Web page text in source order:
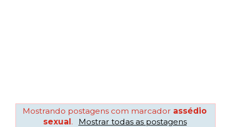
Mostrando postagens com marcador assédio
sexual . Mostrar todas as postagens